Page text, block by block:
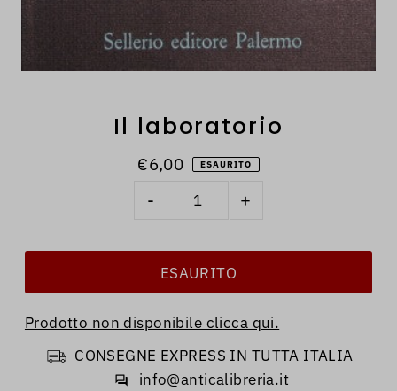
Il laboratorio
€6,00 ESAURITO
- +
Prodotto non disponibile clicca qui.
CONSEGNE EXPRESS IN TUTTA ITALIA
info@anticalibreria.it